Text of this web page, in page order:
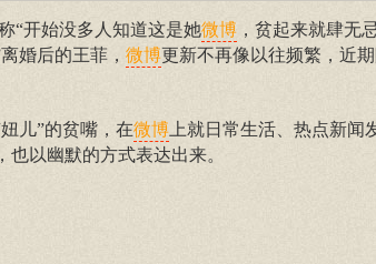
“开始没多人知道这是她微博 ，贫起来就肆无
婚后的王菲， 微博更新不再像以往频繁，近
儿”的贫嘴，在微博 上就日常生活、热点新闻
以幽默的方式表达出来。